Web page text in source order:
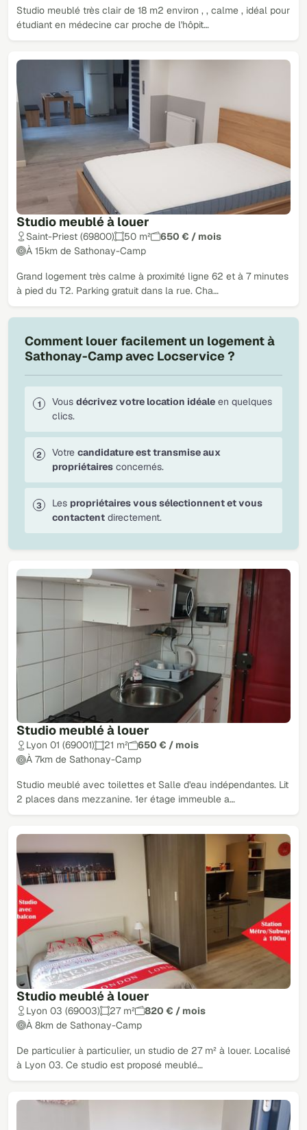
Studio meublé très clair de 18 m2 environ , , calme , idéal pour
étudiant en médecine car proche de l'hôpit…
Studio meublé à louer
Saint-Priest (69800) 50 m²
650 € / mois
À 15km de Sathonay-Camp
Grand logement très calme à proximité ligne 62 et à 7 minutes
à pied du T2. Parking gratuit dans la rue. Cha…
Studio meublé à louer
Lyon 01 (69001) 21 m²
650 € / mois
À 7km de Sathonay-Camp
Studio meublé avec toilettes et Salle d'eau indépendantes. Lit
2 places dans mezzanine. 1er étage immeuble a…
Studio meublé à louer
Lyon 03 (69003) 27 m²
820 € / mois
À 8km de Sathonay-Camp
De particulier à particulier, un studio de 27 m² à louer. Localisé
à Lyon 03. Ce studio est proposé meublé…
Comment louer facilement un logement à
Sathonay-Camp avec Locservice ?
Vous décrivez votre location idéale en quelques
clics.
Votre candidature est transmise aux
propriétaires concernés.
Les propriétaires vous sélectionnent et vous
contactent directement.